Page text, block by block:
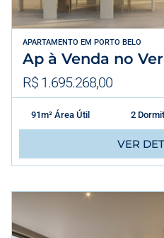
APARTAMENTO EM PORTO BELO
Ap à Venda no
R$ 1.695.268,00
91m² Área Útil 2
VER